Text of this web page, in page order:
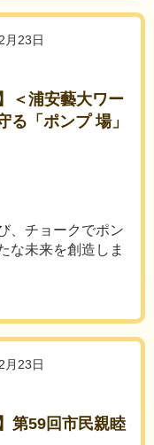
月23日
＜浦安藝大ワー
る「ポンプ 場」
、チョークでポン
な未来を創造しま
月23日
第59回市民親睦